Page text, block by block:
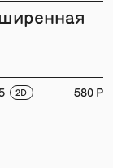
2D 580 P